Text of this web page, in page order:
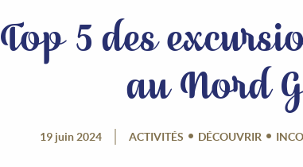
Top 5 des
au Nord
19 juin 2024 ACTIVITÉS DÉCOUVRIR